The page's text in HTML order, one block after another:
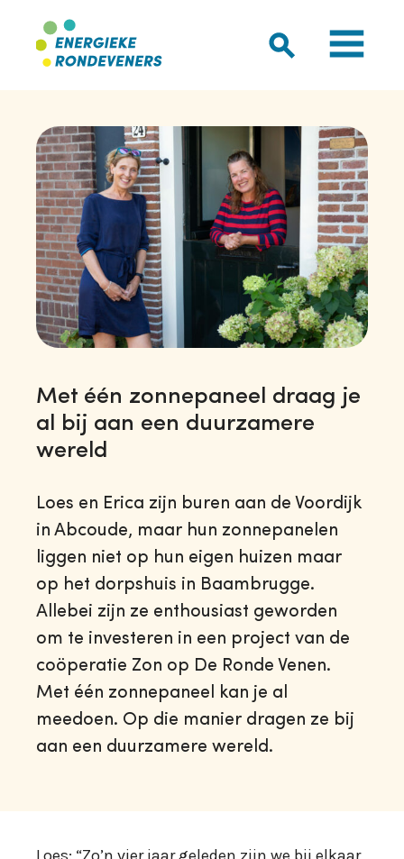
Met één zonnepaneel draag je
al bij aan een duurzamere
wereld
Loes en Erica zijn buren aan de Voordijk
in Abcoude, maar hun zonnepanelen
liggen niet op hun eigen huizen maar
op het dorpshuis in Baambrugge.
Allebei zijn ze enthousiast geworden
om te investeren in een project van de
coöperatie Zon op De Ronde Venen.
Met één zonnepaneel kan je al
meedoen. Op die manier dragen ze bij
aan een duurzamere wereld.